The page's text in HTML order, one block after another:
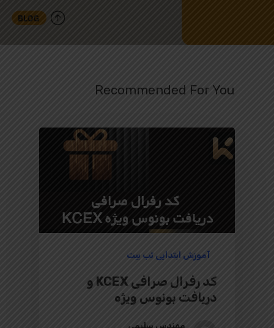
Recommended For You
آموزش ابتدایی تب بیت
کد رفرال صرافی KCEX و
دریافت بونوس ویژه
مهندس سلیمی